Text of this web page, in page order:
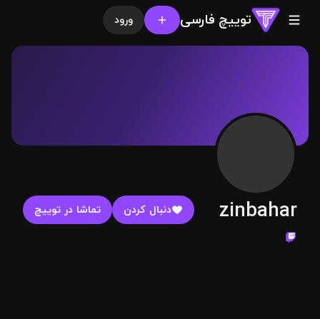
توییچ فارسی ورود
zinbahar دنبال کردن تماشا در توییچ